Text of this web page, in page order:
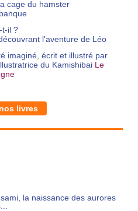
cage du hamster
t-il ?
l'aventure de Léo
imaginé, écrit et illustré par
illustratrice du Kamishibai Le
livres
la naissance des aurores